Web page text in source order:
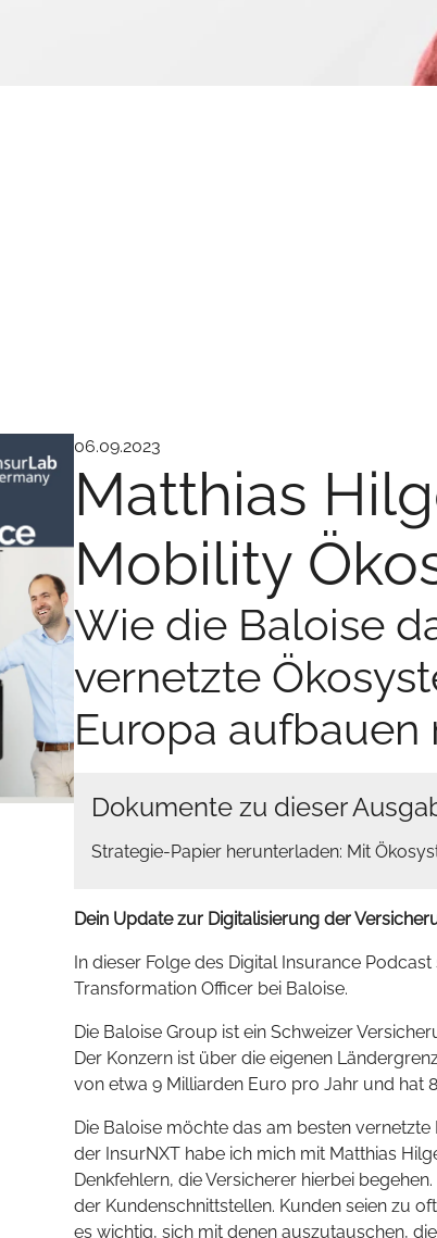
06.09.2023
Matthias
Mobility
Wie die Baloise
vernetzte
Europa
Dokumente zu dieser
Strategie-Papier herunterladen: Mit
Dein Update zur Digitalisierung der
In dieser Folge des Digital Insurance
Transformation Officer bei Baloise.
Die Baloise Group ist ein Schweizer
Der Konzern ist über die eigenen
von etwa 9 Milliarden Euro pro Jahr und hat
Die Baloise möchte das am besten
der InsurNXT habe ich mich mit Matthias
Denkfehlern, die Versicherer hierbei
der Kundenschnittstellen. Kunden seien zu
es wichtig, sich mit denen auszutauschen,